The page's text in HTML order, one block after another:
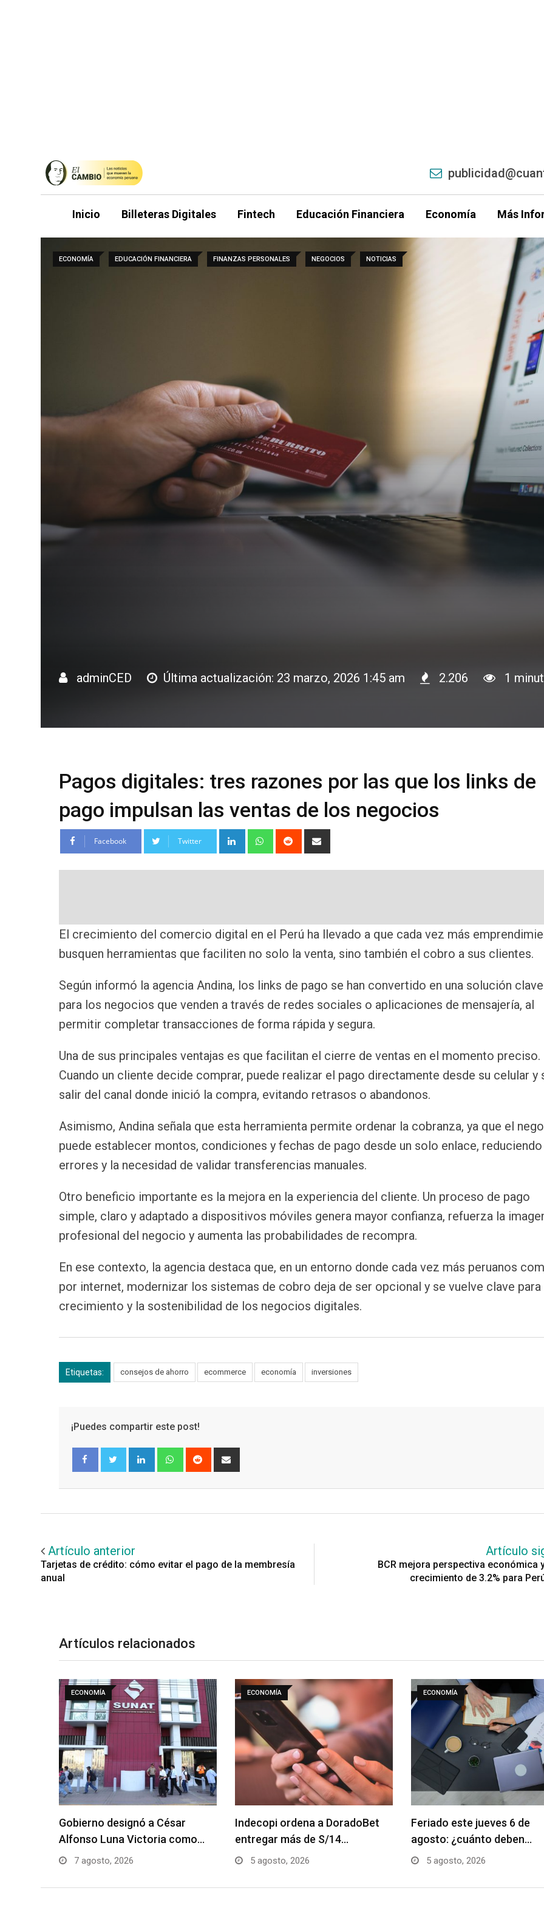
contenido
Inicio Billeteras Digitales Fintech Educación Financiera Economía Más
ECONOMÍA EDUCACIÓN FINANCIERA FINANZAS PERSONALES NEGOCIOS NOTICIAS
adminCED Última actualización: 23 marzo, 2026 1:45 am 2.206 1
Pagos digitales: tres razones por las que los links de
pago impulsan las ventas de los negocios
Facebook Twitter LinkedInWhatsapp
Reddit
via
El crecimiento del comercio digital en el Perú ha llevado a que cada vez más
busquen herramientas que faciliten no solo la venta, sino también el cobro a sus clientes.
Según informó la agencia Andina, los links de pago se han convertido en una solución clave
para los negocios que venden a través de redes sociales o aplicaciones de mensajería, al
permitir completar transacciones de forma rápida y segura.
Una de sus principales ventajas es que facilitan el cierre de ventas en el momento preciso.
Cuando un cliente decide comprar, puede realizar el pago directamente desde su celular y
salir del canal donde inició la compra, evitando retrasos o abandonos.
Asimismo, Andina señala que esta herramienta permite ordenar la cobranza, ya que el
puede establecer montos, condiciones y fechas de pago desde un solo enlace, reduciendo
errores y la necesidad de validar transferencias manuales.
Otro beneficio importante es la mejora en la experiencia del cliente. Un proceso de pago
simple, claro y adaptado a dispositivos móviles genera mayor confianza, refuerza la
profesional del negocio y aumenta las probabilidades de recompra.
En ese contexto, la agencia destaca que, en un entorno donde cada vez más peruanos
por internet, modernizar los sistemas de cobro deja de ser opcional y se vuelve clave para
crecimiento y la sostenibilidad de los negocios digitales.
Etiquetas: consejos de ahorro ecommerce economía inversiones
¡Puedes compartir este post!
LinkedInWhatsapp
Reddit
via
Artículo anterior
Tarjetas de crédito: cómo evitar el pago de la membresía
anual
Artículo
BCR mejora perspectiva económica
crecimiento de 3.2% para
Artículos relacionados
ECONOMÍA
Gobierno designó a César
Alfonso Luna Victoria como…
7 agosto, 2026
ECONOMÍA
Indecopi ordena a DoradoBet
entregar más de S/14…
5 agosto, 2026
ECONOMÍA
Feriado este jueves 6 de
agosto: ¿cuánto deben…
5 agosto, 2026